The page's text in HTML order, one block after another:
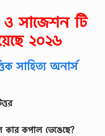
ও সাজেশন টি
২০২৬
সাহিত্য অনার্স
কার কপাল ভেঙেছে?